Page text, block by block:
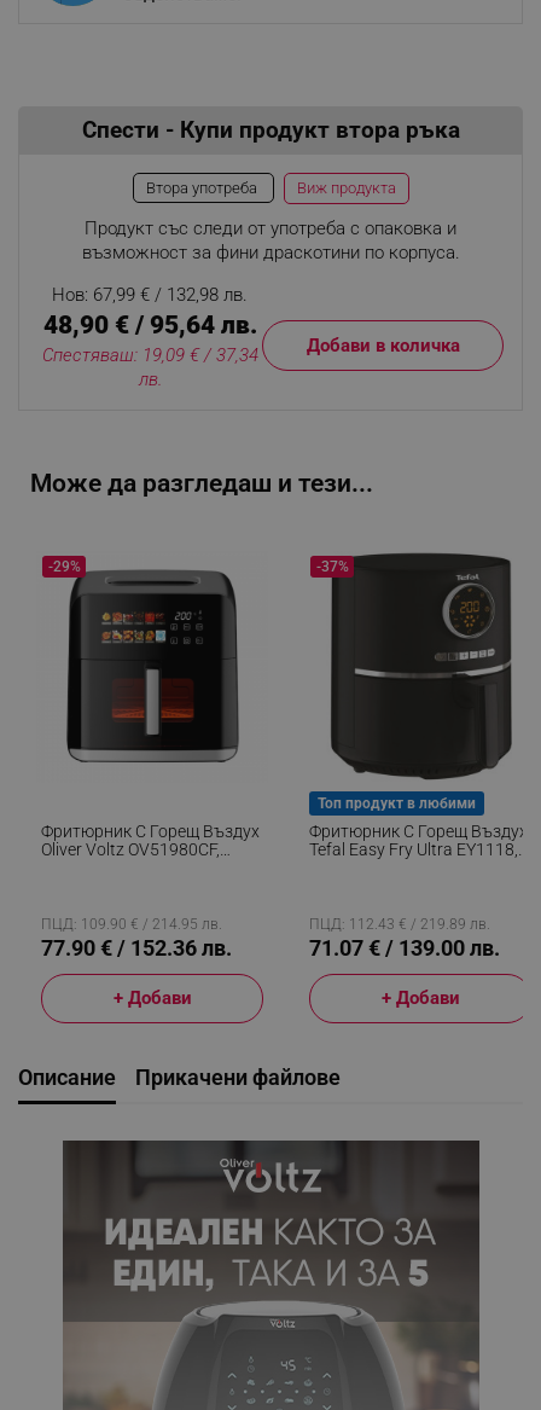
Спести - Купи продукт втора ръка
Втора употреба Виж продукта
Продукт със следи от употреба с опаковка и
възможност за фини драскотини по корпуса.
Нов: 67,99 € / 132,98 лв.
48,90 € / 95,64 лв.
Спестяваш: 19,09 € / 37,34
лв.
Добави в количка
Може да разгледаш и тези...
Фритюрник С Горещ Въздух
Oliver Voltz OV51980CF,
Прозорец, LED, Черен
-29%
ПЦД: 109.90 € / 214.95 лв.
77.90 € / 152.36 лв.
+ Добави
Топ продукт в любими
Фритюрник С Горещ Въздух
Tefal Easy Fry Ultra EY1118,
-37%
ПЦД: 112.43 € / 219.89 лв.
71.07 € / 139.00 лв.
+ Добави
Описание Прикачени файлове